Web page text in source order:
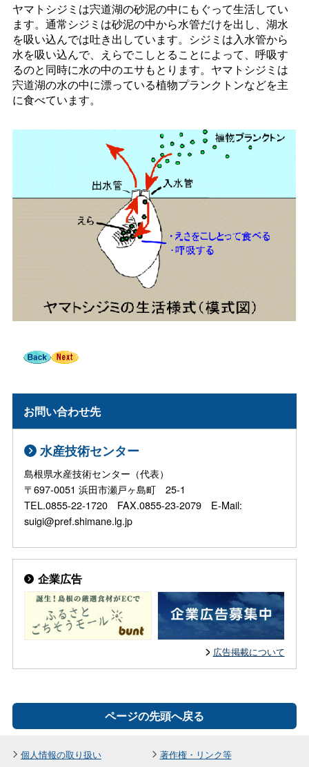
ヤマトシジミは宍道湖の砂泥の中にもぐって生活してい
ます。通常シジミは砂泥の中から水管だけを出し、湖水
を吸い込んでは吐き出しています。シジミは入水管から
水を吸い込んで、えらでこしとることによって、呼吸す
るのと同時に水の中のエサもとります。ヤマトシジミは
宍道湖の水の中に漂っている植物プランクトンなどを主
に食べています。
お問い合わせ先
水産技術センター
島根県水産技術センター（代表）
〒697-0051 浜田市瀬戸ヶ島町 25-1
TEL.0855-22-1720 FAX.0855-23-2079 E-Mail:
suigi@pref.shimane.lg.jp
企業広告
広告掲載について
ページの先頭へ戻る
個人情報の取り扱い 著作権・リンク等